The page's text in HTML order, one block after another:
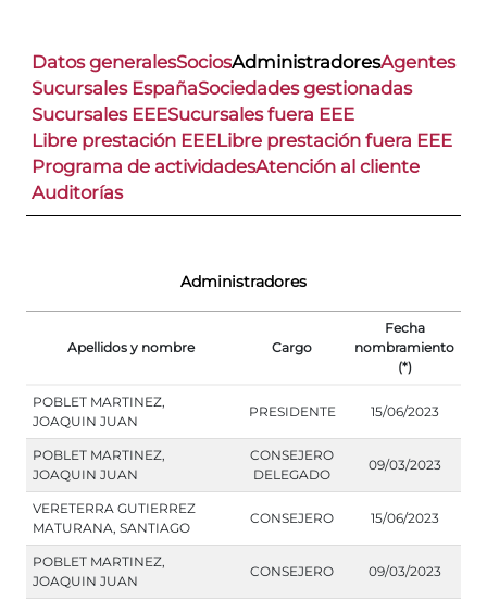
Datos generalesSociosAdministradoresAgentes
Sucursales EspañaSociedades gestionadas
Sucursales EEESucursales fuera EEE
Libre prestación EEELibre prestación fuera EEE
Programa de actividadesAtención al cliente
Auditorías
Administradores
Apellidos y nombre Cargo
Fecha
nombramiento
(*)
POBLET MARTINEZ,
JOAQUIN JUAN
PRESIDENTE 15/06/2023
POBLET MARTINEZ,
JOAQUIN JUAN
CONSEJERO
DELEGADO
09/03/2023
VERETERRA GUTIERREZ
MATURANA, SANTIAGO
CONSEJERO 15/06/2023
POBLET MARTINEZ,
JOAQUIN JUAN
CONSEJERO 09/03/2023